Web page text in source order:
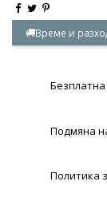
Време и
Подмяна
Политика